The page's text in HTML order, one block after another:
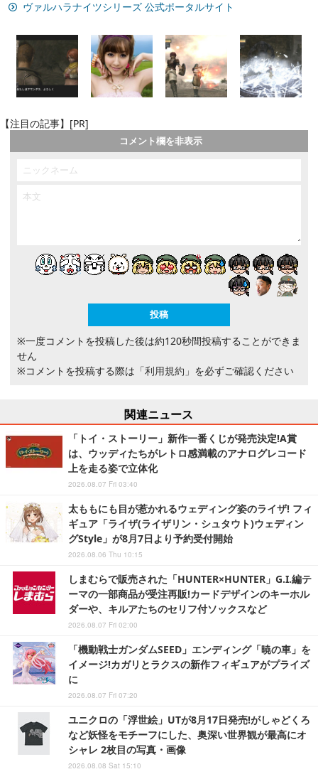
ヴァルハラナイツシリーズ 公式ポータルサイト
【注目の記事】[PR]
コメント欄を非表示
※一度コメントを投稿した後は約120秒間投稿することができま
せん
※コメントを投稿する際は 「利用規約」 を必ずご確認ください
関連ニュース
「トイ・ストーリー」新作一番くじが発売決定!A賞
は、ウッディたちがレトロ感満載のアナログレコード
上を走る姿で立体化
2026.08.07 Fri 03:40
太ももにも目が惹かれるウェディング姿のライザ! フィ
ギュア「ライザ(ライザリン・シュタウト)ウェディン
グStyle」が8月7日より予約受付開始
2026.08.06 Thu 10:15
しまむらで販売された「HUNTER×HUNTER」G.I.編テ
ーマの一部商品が受注再販!カードデザインのキーホル
ダーや、キルアたちのセリフ付ソックスなど
2026.08.07 Fri 02:00
「機動戦士ガンダムSEED」エンディング「暁の車」を
イメージ!カガリとラクスの新作フィギュアがプライズ
に
2026.08.07 Fri 07:20
ユニクロの「浮世絵」UTが8月17日発売!がしゃどくろ
など妖怪をモチーフにした、奥深い世界観が最高にオ
シャレ 2枚目の写真・画像
2026.08.08 Sat 15:10